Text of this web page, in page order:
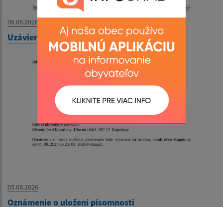
06.08.2026
Uzávierka cesty do obce Nemcovce
05.08.2026
Oznámenie o uložení písomnosti